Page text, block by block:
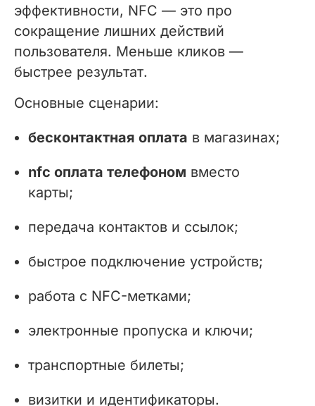
эффективности, NFC — это про
сокращение лишних действий
пользователя. Меньше кликов —
быстрее результат.
Основные сценарии:
бесконтактная оплата в магазинах;
nfc оплата телефоном вместо
карты;
передача контактов и ссылок;
быстрое подключение устройств;
работа с NFC-метками;
электронные пропуска и ключи;
транспортные билеты;
визитки и идентификаторы.